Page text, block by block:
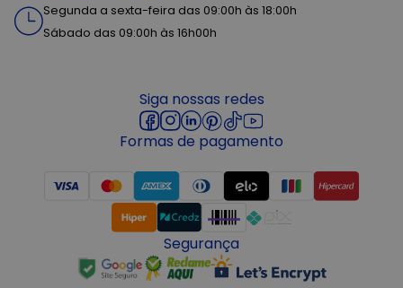
Segunda a sexta-feira das 09:00h às 18:00h
Sábado das 09:00h às 16h00h
Siga nossas redes
Formas de pagamento
Segurança